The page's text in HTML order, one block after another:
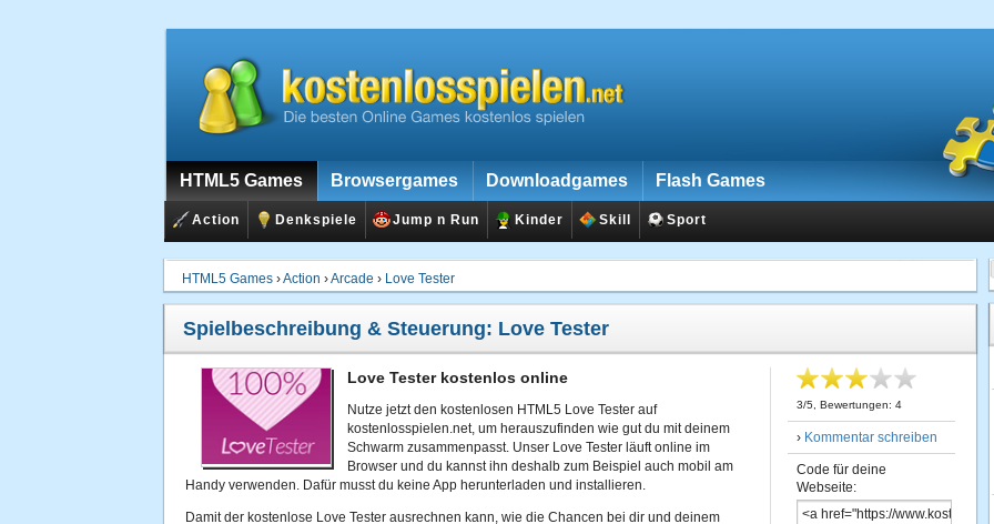
HTML5 Games Browsergames Downloadgames Flash Games
Action Denkspiele Jump n Run Kinder Skill Sport
HTML5 Games ›Action ›Arcade › Love Tester
Spielbeschreibung & Steuerung: Love Tester
Love Tester kostenlos online
Nutze jetzt den kostenlosen HTML5 Love Tester auf
kostenlosspielen.net, um herauszufinden wie gut du mit deinem
Schwarm zusammenpasst. Unser Love Tester läuft online im
Browser und du kannst ihn deshalb zum Beispiel auch mobil am
Handy verwenden. Dafür musst du keine App herunterladen und installieren.
Damit der kostenlose Love Tester ausrechnen kann, wie die Chancen bei dir und deinem
3/5 , Bewertungen: 4
› Kommentar schreiben
Code für deine
Webseite: